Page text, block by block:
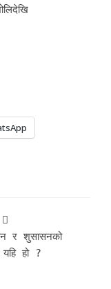
र शुसासनको
यहि हो ?